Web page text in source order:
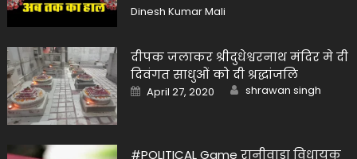
Dinesh Kumar Mali
दीपक जलाकर श्रीदुधेश्वरनाथ मंदिर मे दी
दिवंगत साधुओं को दी श्रद्धांजलि
Posted
on
April 27, 2020 Author
shrawan singh
#POLITICAL Game रानीवाड़ा विधायक